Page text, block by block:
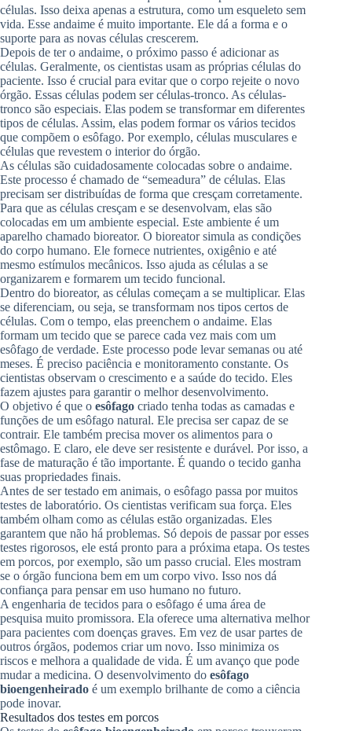
células. Isso deixa apenas a estrutura, como um esqueleto sem
vida. Esse andaime é muito importante. Ele dá a forma e o
suporte para as novas células crescerem.
Depois de ter o andaime, o próximo passo é adicionar as
células. Geralmente, os cientistas usam as próprias células do
paciente. Isso é crucial para evitar que o corpo rejeite o novo
órgão. Essas células podem ser células-tronco. As células-
tronco são especiais. Elas podem se transformar em diferentes
tipos de células. Assim, elas podem formar os vários tecidos
que compõem o esôfago. Por exemplo, células musculares e
células que revestem o interior do órgão.
As células são cuidadosamente colocadas sobre o andaime.
Este processo é chamado de “semeadura” de células. Elas
precisam ser distribuídas de forma que cresçam corretamente.
Para que as células cresçam e se desenvolvam, elas são
colocadas em um ambiente especial. Este ambiente é um
aparelho chamado bioreator. O bioreator simula as condições
do corpo humano. Ele fornece nutrientes, oxigênio e até
mesmo estímulos mecânicos. Isso ajuda as células a se
organizarem e formarem um tecido funcional.
Dentro do bioreator, as células começam a se multiplicar. Elas
se diferenciam, ou seja, se transformam nos tipos certos de
células. Com o tempo, elas preenchem o andaime. Elas
formam um tecido que se parece cada vez mais com um
esôfago de verdade. Este processo pode levar semanas ou até
meses. É preciso paciência e monitoramento constante. Os
cientistas observam o crescimento e a saúde do tecido. Eles
fazem ajustes para garantir o melhor desenvolvimento.
O objetivo é que o esôfago criado tenha todas as camadas e
funções de um esôfago natural. Ele precisa ser capaz de se
contrair. Ele também precisa mover os alimentos para o
estômago. E claro, ele deve ser resistente e durável. Por isso, a
fase de maturação é tão importante. É quando o tecido ganha
suas propriedades finais.
Antes de ser testado em animais, o esôfago passa por muitos
testes de laboratório. Os cientistas verificam sua força. Eles
também olham como as células estão organizadas. Eles
garantem que não há problemas. Só depois de passar por esses
testes rigorosos, ele está pronto para a próxima etapa. Os testes
em porcos, por exemplo, são um passo crucial. Eles mostram
se o órgão funciona bem em um corpo vivo. Isso nos dá
confiança para pensar em uso humano no futuro.
A engenharia de tecidos para o esôfago é uma área de
pesquisa muito promissora. Ela oferece uma alternativa melhor
para pacientes com doenças graves. Em vez de usar partes de
outros órgãos, podemos criar um novo. Isso minimiza os
riscos e melhora a qualidade de vida. É um avanço que pode
mudar a medicina. O desenvolvimento do esôfago
bioengenheirado é um exemplo brilhante de como a ciência
pode inovar.
Resultados dos testes em porcos